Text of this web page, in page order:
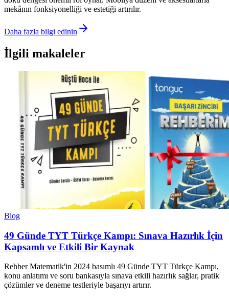
mekânın fonksiyonelliği ve estetiği artırılır.
Daha fazla bilgi edinin
İlgili makaleler
Blog
49 Günde TYT Türkçe Kampı: Sınava Hazırlık İçin
Kapsamlı ve Etkili Bir Kaynak
Rehber Matematik'in 2024 basımlı 49 Günde TYT Türkçe Kampı,
konu anlatımı ve soru bankasıyla sınava etkili hazırlık sağlar, pratik
çözümler ve deneme testleriyle başarıyı artırır.